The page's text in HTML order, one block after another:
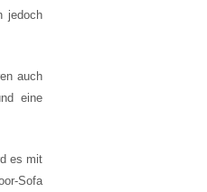
jedoch
auch
eine
es mit
Sofa